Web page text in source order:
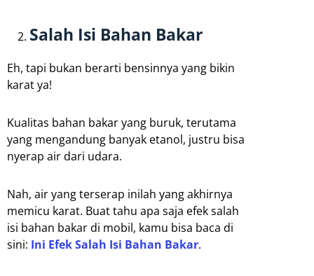
Salah Isi Bahan Bakar
Eh, tapi bukan berarti bensinnya yang bikin
karat ya!
Kualitas bahan bakar yang buruk, terutama
yang mengandung banyak etanol, justru bisa
nyerap air dari udara.
Nah, air yang terserap inilah yang akhirnya
memicu karat. Buat tahu apa saja efek salah
isi bahan bakar di mobil, kamu bisa baca di
sini: Ini Efek Salah Isi Bahan Bakar.